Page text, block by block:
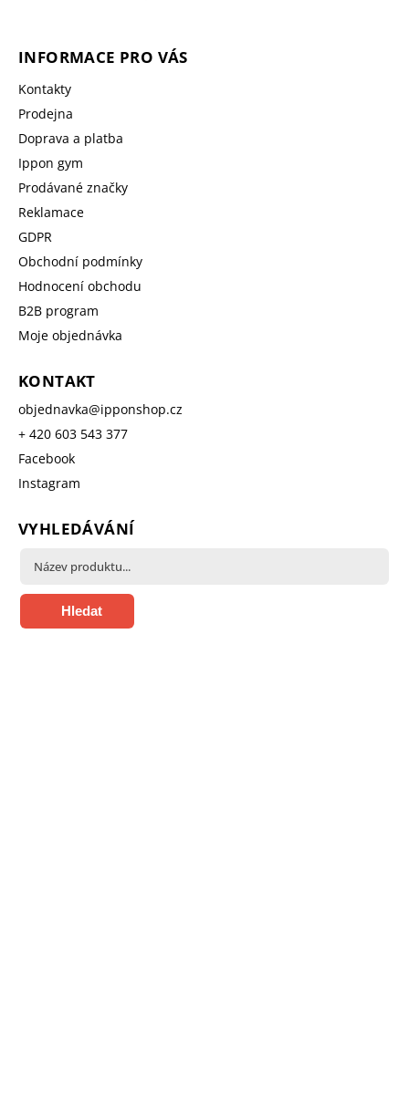
INFORMACE PRO VÁS
Kontakty
Prodejna
Doprava a platba
Ippon gym
Prodávané značky
Reklamace
GDPR
Obchodní podmínky
Hodnocení obchodu
B2B program
Moje objednávka
KONTAKT
objednavka@ipponshop.cz
+ 420 603 543 377
Facebook
Instagram
VYHLEDÁVÁNÍ
Hledat